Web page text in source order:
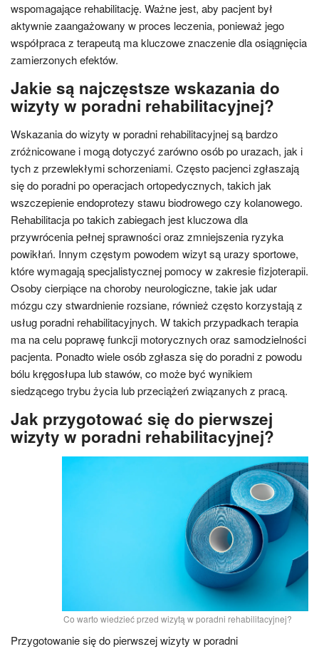
wspomagające rehabilitację. Ważne jest, aby pacjent był
aktywnie zaangażowany w proces leczenia, ponieważ jego
współpraca z terapeutą ma kluczowe znaczenie dla osiągnięcia
zamierzonych efektów.
Jakie są najczęstsze wskazania do
wizyty w poradni rehabilitacyjnej?
Wskazania do wizyty w poradni rehabilitacyjnej są bardzo
zróżnicowane i mogą dotyczyć zarówno osób po urazach, jak i
tych z przewlekłymi schorzeniami. Często pacjenci zgłaszają
się do poradni po operacjach ortopedycznych, takich jak
wszczepienie endoprotezy stawu biodrowego czy kolanowego.
Rehabilitacja po takich zabiegach jest kluczowa dla
przywrócenia pełnej sprawności oraz zmniejszenia ryzyka
powikłań. Innym częstym powodem wizyt są urazy sportowe,
które wymagają specjalistycznej pomocy w zakresie fizjoterapii.
Osoby cierpiące na choroby neurologiczne, takie jak udar
mózgu czy stwardnienie rozsiane, również często korzystają z
usług poradni rehabilitacyjnych. W takich przypadkach terapia
ma na celu poprawę funkcji motorycznych oraz samodzielności
pacjenta. Ponadto wiele osób zgłasza się do poradni z powodu
bólu kręgosłupa lub stawów, co może być wynikiem
siedzącego trybu życia lub przeciążeń związanych z pracą.
Jak przygotować się do pierwszej
wizyty w poradni rehabilitacyjnej?
Co warto wiedzieć przed wizytą w poradni rehabilitacyjnej?
Przygotowanie się do pierwszej wizyty w poradni